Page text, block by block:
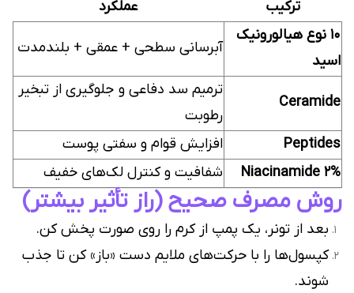
ترکیب
عملکرد
10 نوع هیالورونیک
اسید
آبرسانی سطحی + عمقی + بلندمدت
Ceramide
ترمیم سد دفاعی و جلوگیری از تبخیر
رطوبت
Peptides
افزایش قوام و سفتی پوست
Niacinamide 2%
شفافیت و کنترل لک‌های خفیف
روش مصرف صحیح (راز تأثیر بیشتر)
بعد از تونر، یک پمپ از کرم را روی صورت پخش کن.
کپسول‌ها را با حرکت‌های ملایم دست «باز» کن تا جذب
شوند.